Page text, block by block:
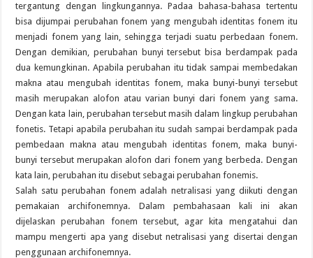
tergantung dengan lingkungannya. Padaa bahasa-bahasa tertentu
bisa dijumpai perubahan fonem yang mengubah identitas fonem itu
menjadi fonem yang lain, sehingga terjadi suatu perbedaan fonem.
Dengan demikian, perubahan bunyi tersebut bisa berdampak pada
dua kemungkinan. Apabila perubahan itu tidak sampai membedakan
makna atau mengubah identitas fonem, maka bunyi-bunyi tersebut
masih merupakan alofon atau varian bunyi dari fonem yang sama.
Dengan kata lain, perubahan tersebut masih dalam lingkup perubahan
fonetis. Tetapi apabila perubahan itu sudah sampai berdampak pada
pembedaan makna atau mengubah identitas fonem, maka bunyi-
bunyi tersebut merupakan alofon dari fonem yang berbeda. Dengan
kata lain, perubahan itu disebut sebagai perubahan fonemis.
Salah satu perubahan fonem adalah netralisasi yang diikuti dengan
pemakaian archifonemnya. Dalam pembahasaan kali ini akan
dijelaskan perubahan fonem tersebut, agar kita mengatahui dan
mampu mengerti apa yang disebut netralisasi yang disertai dengan
penggunaan archifonemnya.